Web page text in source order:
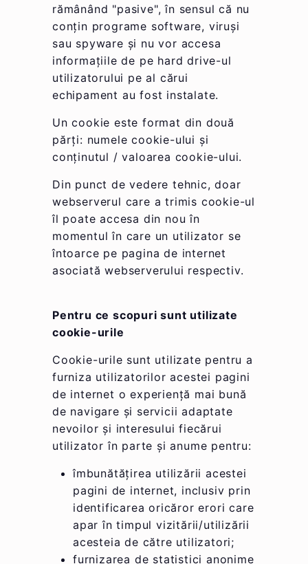
rămânând "pasive", în sensul că nu
conțin programe software, viruși
sau spyware și nu vor accesa
informațiile de pe hard drive-ul
utilizatorului pe al cărui
echipament au fost instalate.
Un cookie este format din două
părți: numele cookie-ului și
conținutul / valoarea cookie-ului.
Din punct de vedere tehnic, doar
webserverul care a trimis cookie-ul
îl poate accesa din nou în
momentul în care un utilizator se
întoarce pe pagina de internet
asociată webserverului respectiv.
Pentru ce scopuri sunt utilizate
cookie-urile
Cookie-urile sunt utilizate pentru a
furniza utilizatorilor acestei pagini
de internet o experiență mai bună
de navigare și servicii adaptate
nevoilor și interesului fiecărui
utilizator în parte și anume pentru:
îmbunătățirea utilizării acestei
pagini de internet, inclusiv prin
identificarea oricăror erori care
apar în timpul vizitării/utilizării
acesteia de către utilizatori;
furnizarea de statistici anonime